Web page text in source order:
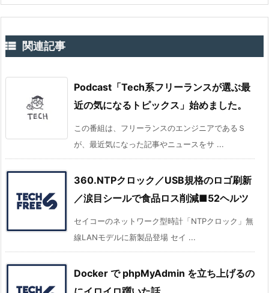
 関連記事
Podcast「Tech系フリーランスが選ぶ最
近の気になるトピックス」始めました。
この番組は、フリーランスのエンジニアであるＳ
が、最近気になった記事やニュースをサ ...
360.NTPクロック／USB規格のロゴ刷新
／涙目シールで食品ロス削減■52ヘルツ
セイコーのネットワーク型時計「NTPクロック」無
線LANモデルに新製品登場 セイ ...
Docker で phpMyAdmin を立ち上げるの